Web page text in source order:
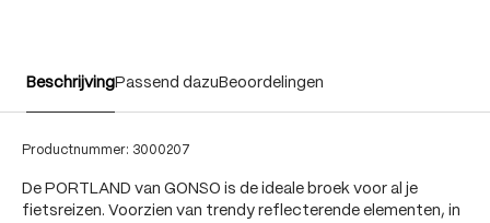
BeschrijvingPassend dazu Beoordelingen
Productnummer: 3000207
De PORTLAND van GONSO is de ideale broek voor al je
fietsreizen. Voorzien van trendy reflecterende elementen, in